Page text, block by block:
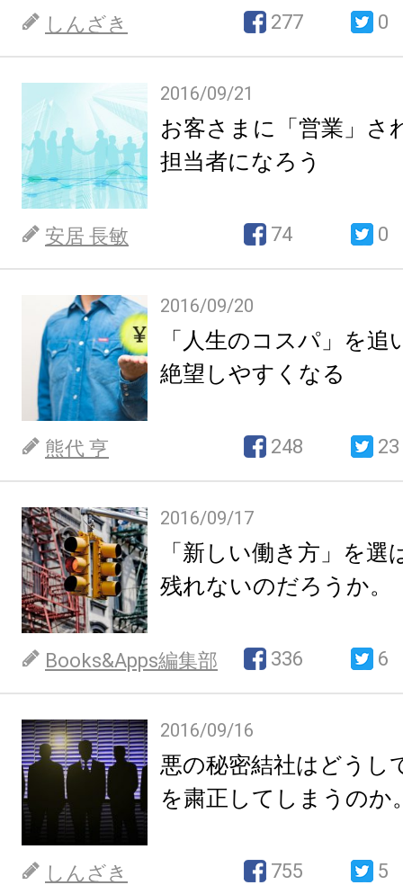
しんざき 277 0
2016/09/21
お客さまに「営業」さ
担当者になろう
安居 長敏 74 0
2016/09/20
「人生のコスパ」を
絶望しやすくなる
熊代 亨 248 23
2016/09/17
「新しい働き方」を
残れないのだろうか。
Books&Apps編集部 336 6
2016/09/16
悪の秘密結社はどうし
を粛正してしまうのか
しんざき 755 5